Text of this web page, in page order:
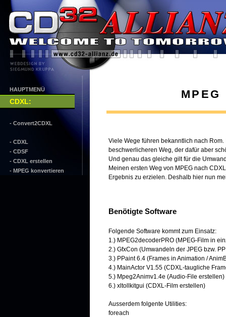
HAUPTMENÜ
CDXL:
- Convert2CDXL
- CDXL
- CDSF
- CDXL erstellen
- MPEG konvertieren
Viele Wege führen bekanntlich nach
beschwerlicheren Weg, der dafür aber
Und genau das gleiche gilt für die
Meinen ersten Weg von MPEG nach
Ergebnis zu erzielen. Deshalb hier nun
Benötigte Software
Folgende Software kommt zum Einsatz:
1.) MPEG2decoderPRO (MPEG-Film in
2.) GfxCon (Umwandeln der JPEG bzw.
3.) PPaint 6.4 (Frames in Animation /
4.) MainActor V1.55 (CDXL-taugliche
5.) Mpeg2Animv1.4e (Audio-File erstellen)
6.) xltollkitgui (CDXL-Film erstellen)
Ausserdem folgente Utilities:
foreach